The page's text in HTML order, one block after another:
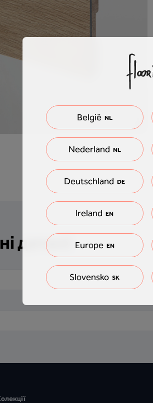
деталі
België NL
Nederland NL
Deutschland DE
Ireland EN
Europe EN
Slovensko SK